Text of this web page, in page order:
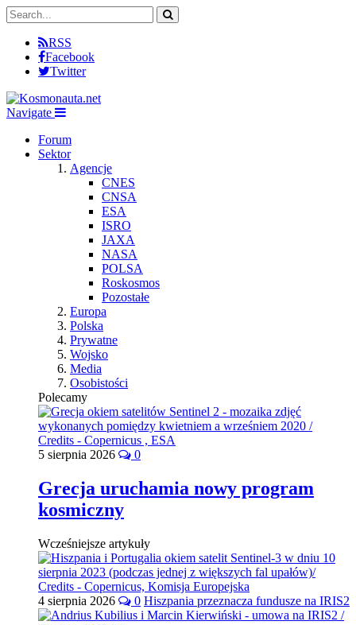
RSS
Facebook
Twitter
Navigate
Forum
Sektor
Agencje
CNES
CNSA
ESA
ISRO
JAXA
NASA
POLSA
Roskosmos
Pozostałe
Europa
Polska
Prywatne
Wojsko
Media
Osobistości
Polecamy
5 sierpnia 2026 0
Grecja uruchamia nowy program
kosmiczny
Wcześniejsze artykuły
4 sierpnia 2026 0 Hiszpania przeznacza fundusze na IRIS2